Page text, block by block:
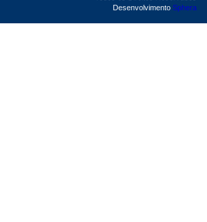
Desenvolvimento Sphera